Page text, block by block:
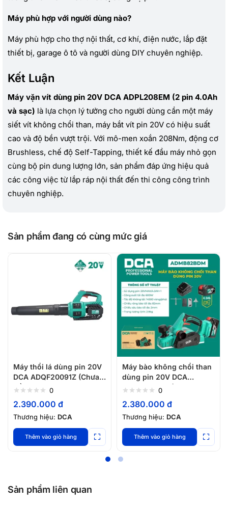
Máy phù hợp với người dùng nào?
Máy phù hợp cho thợ nội thất, cơ khí, điện nước, lắp đặt
thiết bị, garage ô tô và người dùng DIY chuyên nghiệp.
Kết Luận
Máy vặn vít dùng pin 20V DCA ADPL208EM (2 pin 4.0Ah
và sạc) là lựa chọn lý tưởng cho người dùng cần một máy
siết vít không chổi than, máy bắt vít pin 20V có hiệu suất
cao và độ bền vượt trội. Với mô-men xoắn 208Nm, động cơ
Brushless, chế độ Self-Tapping, thiết kế đầu máy nhỏ gọn
cùng bộ pin dung lượng lớn, sản phẩm đáp ứng hiệu quả
các công việc từ lắp ráp nội thất đến thi công công trình
chuyên nghiệp.
Sản phẩm đang có cùng mức giá
Máy thổi lá dùng pin 20V
DCA ADQF20091Z (Chưa
gồm pin sạc)
0
2.390.000 đ
Thương hiệu: DCA
Thêm vào giỏ hàng
Máy bào không chổi than
dùng pin 20V DCA
ADMB82BDM (1 Pin 4.0Ah,
0
2.380.000 đ
Thương hiệu: DCA
Thêm vào giỏ hàng
Sản phẩm liên quan